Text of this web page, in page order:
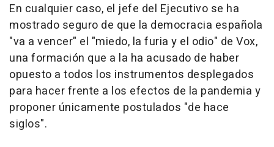
En cualquier caso, el jefe del Ejecutivo se ha
mostrado seguro de que la democracia española
"va a vencer" el "miedo, la furia y el odio" de Vox,
una formación que a la ha acusado de haber
opuesto a todos los instrumentos desplegados
para hacer frente a los efectos de la pandemia y
proponer únicamente postulados "de hace
siglos".